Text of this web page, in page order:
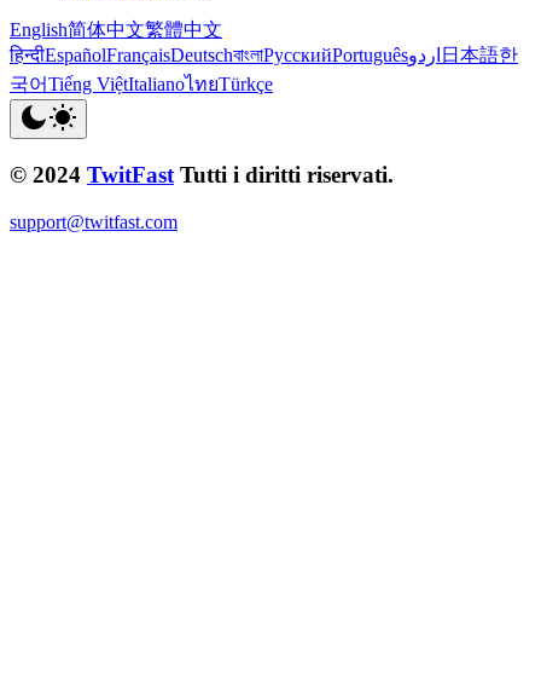
English简体中文繁體中文
हिन्दीEspañolFrançaisDeutschবাংলাРусскийPortuguêsاردو 日本語한
국어Tiếng ViệtItalianoไทยTürkçe
© 2024 TwitFast Tutti i diritti riservati.
support@twitfast.com